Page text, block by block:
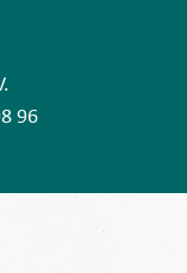
96